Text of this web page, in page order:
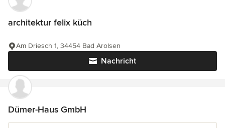
architektur felix küch
Nachricht
Am Driesch 1, 34454 Bad Arolsen
Dümer-Haus GmbH